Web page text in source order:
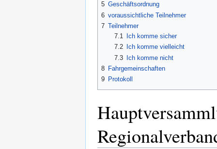
5 Geschäftsordnung
6 voraussichtliche Teilnehmer
7 Teilnehmer
7.1
Ich komme sicher
7.2
Ich komme vielleicht
7.3 Ich komme nicht
8 Fahrgemeinschaften
9 Protokoll